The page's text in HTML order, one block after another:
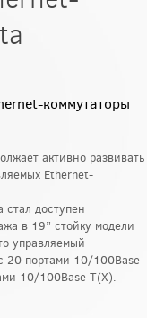
коммутаторы
активно развивать
Ethernet-
стал доступен
в 19” стойку модели
управляемый
20 портами 10/100Base-
10/100Base-T(X).